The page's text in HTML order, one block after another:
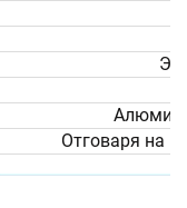
Отговаря на